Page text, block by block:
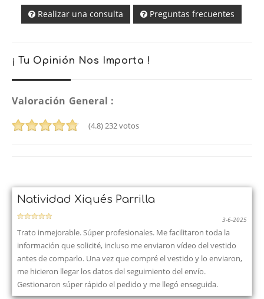
Realizar una consulta Preguntas frecuentes
¡ Tu Opinión Nos Importa !
Valoración General :
(4.8)232votos
Natividad Xiqués Parrilla
3-6-2025
Trato inmejorable. Súper profesionales. Me facilitaron toda la
información que solicité, incluso me enviaron vídeo del vestido
antes de comparlo. Una vez que compré el vestido y lo enviaron,
me hicieron llegar los datos del seguimiento del envío.
Gestionaron súper rápido el pedido y me llegó enseguida.